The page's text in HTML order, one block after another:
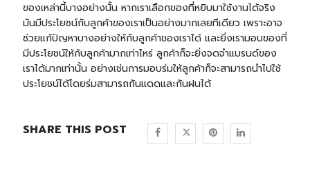
ของเหล่านี้บางอย่างนั้น หากเราเลือกของที่หยิบมาใช้งานได้จริง
มันมีประโยชน์กับลูกค้าของเราเป็นอย่างมากเลยทีเดียว เพราะอาจ
ช่วยแก้ปัญหาบางอย่างให้กับลูกค้าของเราได้ และยิ่งเรามอบของที่
มีประโยชน์ให้กับลูกค้ามากเท่าไหร่ ลูกค้าก็จะยิ่งจดจำแบรนด์ของ
เราได้มากเท่านั้น อย่างเช่นการมอบร่มให้ลูกค้าก็จะสามารถนำไปใช้
ประโยชน์ได้โดยร่มสามารถกันแดดและกันฝนได้
SHARE THIS POST